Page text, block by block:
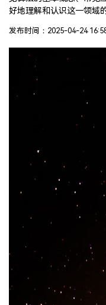
客服热
好地理解和认识这一领域
发布时间：2025-04-24